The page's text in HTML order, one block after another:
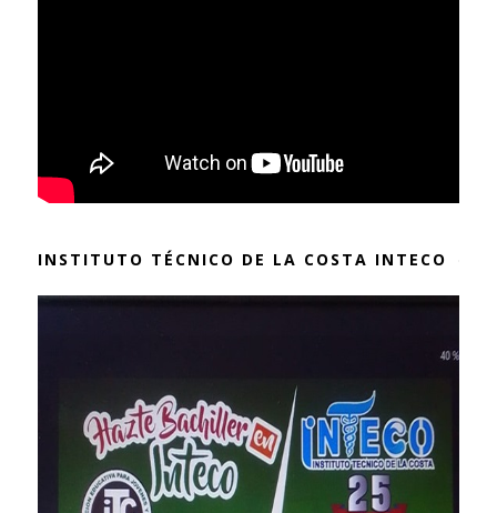
INSTITUTO TÉCNICO DE LA COSTA INTECO